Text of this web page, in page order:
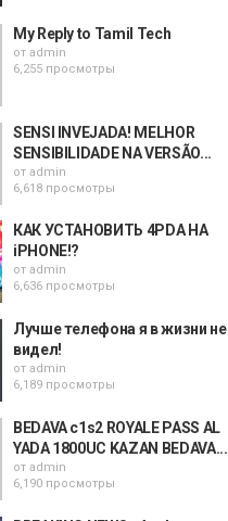
My Reply to Tamil Tech
от admin
6,255 просмотры
SENSI INVEJADA! MELHOR
SENSIBILIDADE NA VERSÃO...
от admin
6,618 просмотры
КАК УСТАНОВИТЬ 4PDA НА
iPHONE!?
от admin
6,636 просмотры
Лучше телефона я в жизни не
видел!
от admin
6,189 просмотры
BEDAVA c1s2 ROYALE PASS AL
YADA 1800UC KAZAN BEDAVA...
от admin
6,190 просмотры